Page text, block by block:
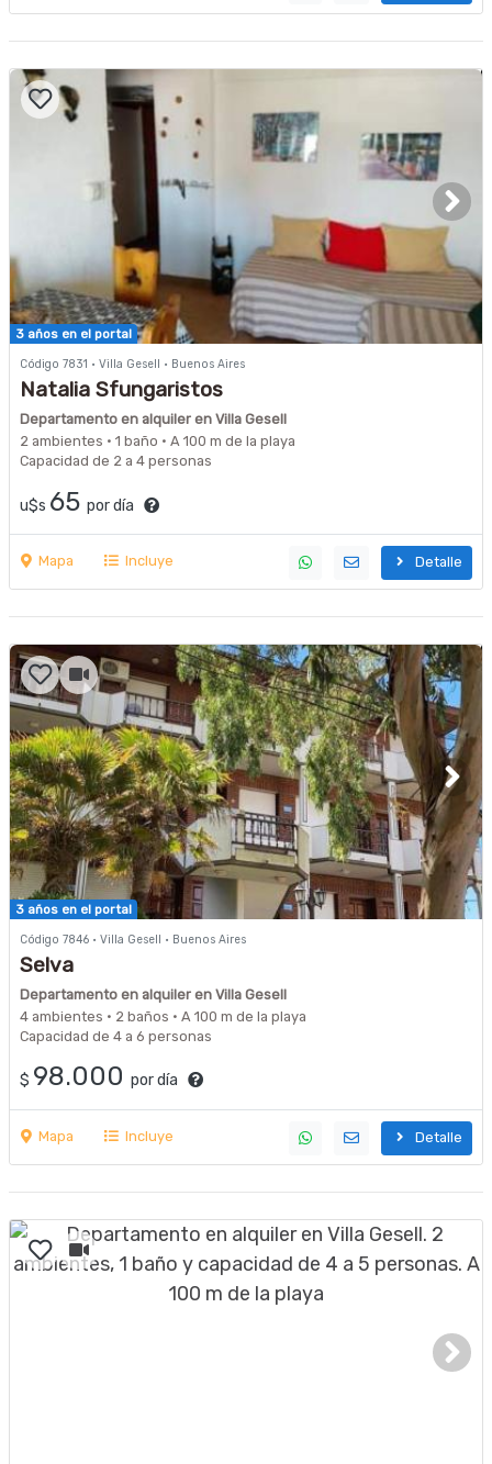
3 años en el portal
Código 7831 · Villa Gesell · Buenos Aires
Natalia Sfungaristos
Departamento en alquiler en Villa Gesell
2 ambientes · 1 baño · A 100 m de la playa
Capacidad de 2 a 4 personas
u$s 65 por día
Mapa Incluye Detalle
3 años en el portal
Código 7846 · Villa Gesell · Buenos Aires
Selva
Departamento en alquiler en Villa Gesell
4 ambientes · 2 baños · A 100 m de la playa
Capacidad de 4 a 6 personas
$ 98.000 por día
Mapa Incluye Detalle